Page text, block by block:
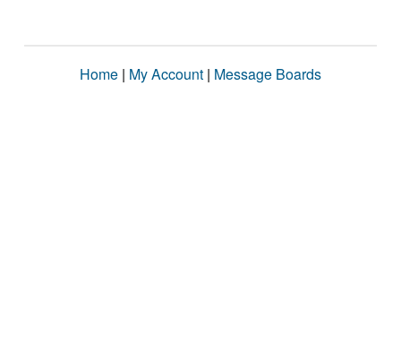
Home | My Account | Message Boards